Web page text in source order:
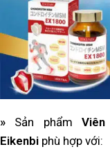
» Sản phẩm
Eikenbi phù hợp với: